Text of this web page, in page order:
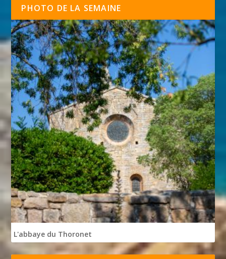
PHOTO DE LA SEMAINE
L'abbaye du Thoronet